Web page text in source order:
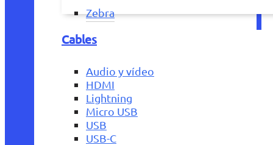
Zebra
Cables
Audio y vídeo
HDMI
Lightning
Micro USB
USB
USB-C